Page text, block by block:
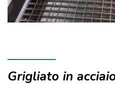
Grigliato in